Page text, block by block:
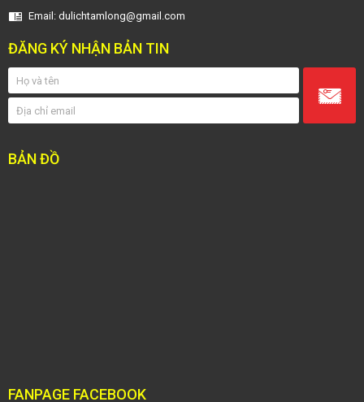
Email: dulichtamlong@gmail.com
ĐĂNG KÝ NHẬN BẢN TIN
BẢN ĐỒ
FANPAGE FACEBOOK